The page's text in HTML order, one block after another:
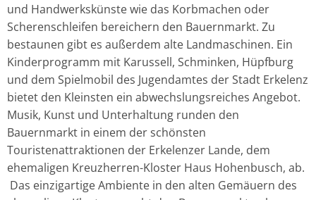
und Handwerkskünste wie das Korbmachen oder
Scherenschleifen bereichern den Bauernmarkt. Zu
bestaunen gibt es außerdem alte Landmaschinen. Ein
Kinderprogramm mit Karussell, Schminken, Hüpfburg
und dem Spielmobil des Jugendamtes der Stadt Erkelenz
bietet den Kleinsten ein abwechslungsreiches Angebot.
Musik, Kunst und Unterhaltung runden den
Bauernmarkt in einem der schönsten
Touristenattraktionen der Erkelenzer Lande, dem
ehemaligen Kreuzherren-Kloster Haus Hohenbusch, ab.
Das einzigartige Ambiente in den alten Gemäuern des